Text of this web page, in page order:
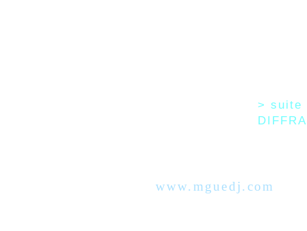
www.mguedj.com
> suite